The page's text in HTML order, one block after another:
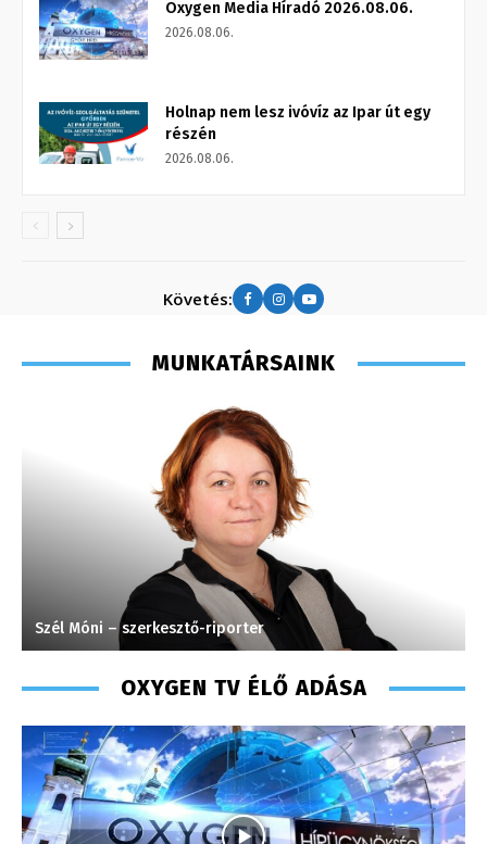
Oxygen Media Híradó 2026.08.06.
2026.08.06.
Holnap nem lesz ivóvíz az Ipar út egy
részén
2026.08.06.
Követés:
MUNKATÁRSAINK
Szél Móni – szerkesztő-riporter
OXYGEN TV ÉLŐ ADÁSA